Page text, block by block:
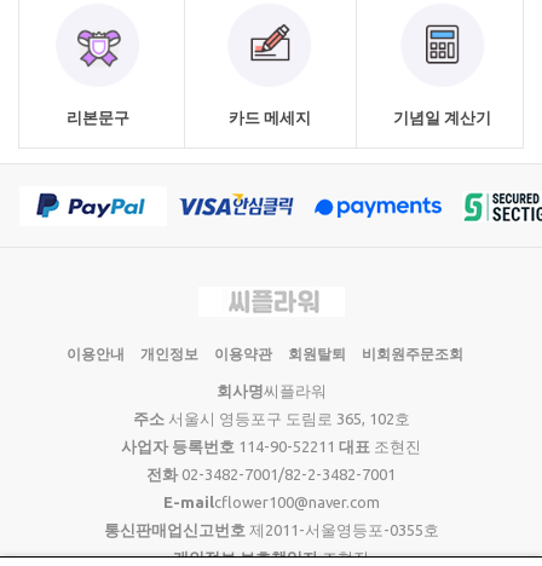
리본문구 카드 메세지 기념일 계산기
이용안내 개인정보 이용약관 회원탈퇴 비회원주문조회
회사명 씨플라워
주소서울시 영등포구 도림로 365, 102호
사업자 등록번호 114-90-52211 대표 조현진
전화 02-3482-7001/82-2-3482-7001
E-mailcflower100@naver.com
통신판매업신고번호 제2011-서울영등포-0355호
개인정보 보호책임자조현진